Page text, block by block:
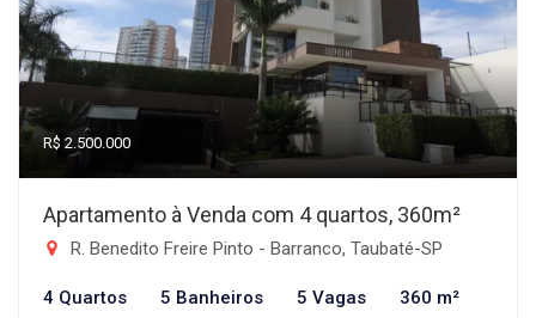
R$ 2.500.000
Apartamento à Venda com 4 quartos, 360m²
R. Benedito Freire Pinto - Barranco, Taubaté-SP
4 Quartos 5 Banheiros 5 Vagas 360 m²